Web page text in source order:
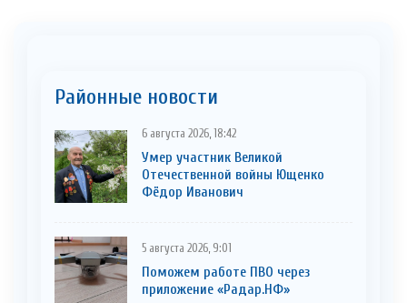
Районные новости
6 августа 2026, 18:42
Умер участник Великой
Отечественной войны Ющенко
Фёдор Иванович
5 августа 2026, 9:01
Поможем работе ПВО через
приложение «Радар.НФ»